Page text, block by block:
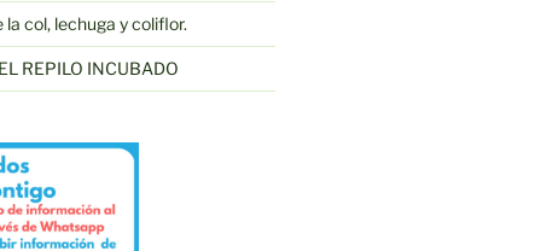
col, lechuga y coliflor.
REPILO INCUBADO